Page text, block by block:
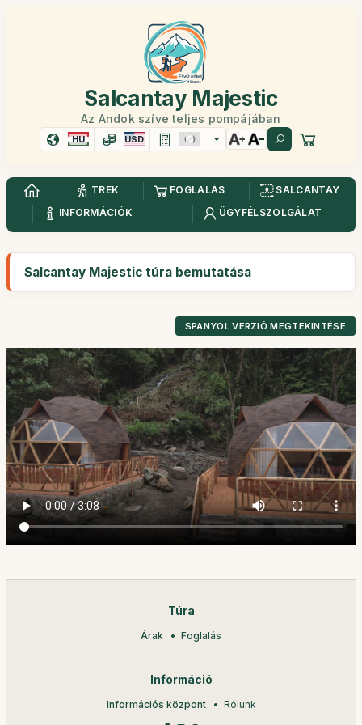
Salcantay Majestic
Az Andok szíve teljes pompájában
HU USD
TREK FOGLALÁS
SALCANTAY
INFORMÁCIÓK
ÜGYFÉLSZOLGÁLAT
Salcantay Majestic túra bemutatása
SPANYOL VERZIÓ MEGTEKINTÉSE
Túra
Árak Foglalás
Információ
Információs központ Rólunk